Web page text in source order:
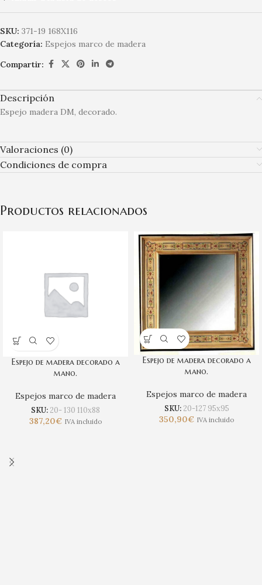
SKU: 371-19 168X116
Categoría: Espejos marco de madera
Compartir:
Descripción
Espejo madera DM, decorado.
Valoraciones (0)
Condiciones de compra
Productos relacionados
Espejo de madera decorado a
mano.
Espejos marco de madera
SKU: 20- 130 110x88
387,20€ IVA incluido
Espejo de madera decorado a
mano.
Espejos marco de madera
SKU: 20-127 95x95
350,90€ IVA incluido